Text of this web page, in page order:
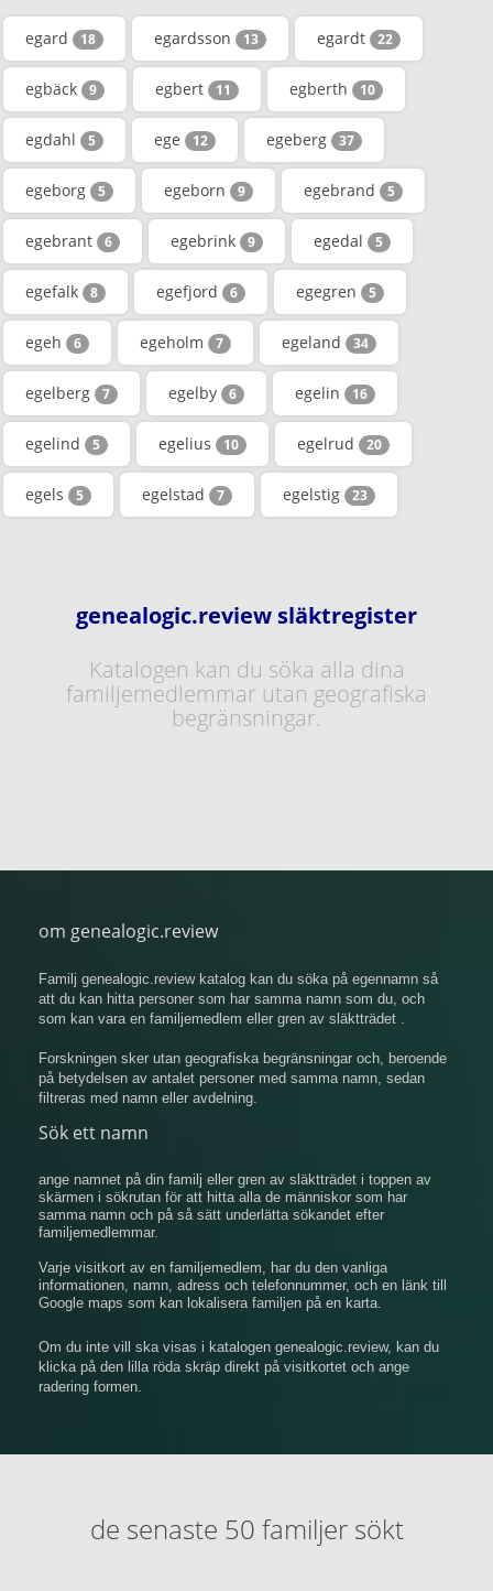
egard 18 egardsson 13 egardt 22
egbäck 9 egbert 11 egberth 10
egdahl 5 ege 12 egeberg 37
egeborg 5 egeborn 9 egebrand 5
egebrant 6 egebrink 9 egedal 5
egefalk 8 egefjord 6 egegren 5
egeh 6 egeholm 7 egeland 34
egelberg 7 egelby 6 egelin 16
egelind 5 egelius 10 egelrud 20
egels 5 egelstad 7 egelstig 23
genealogic.review släktregister
Katalogen kan du söka alla dina
familjemedlemmar utan geografiska
begränsningar.
om genealogic.review
Familj genealogic.review katalog kan du söka på egennamn så
att du kan hitta personer som har samma namn som du, och
som kan vara en familjemedlem eller gren av släktträdet .
Forskningen sker utan geografiska begränsningar och, beroende
på betydelsen av antalet personer med samma namn, sedan
filtreras med namn eller avdelning.
Sök ett namn
ange namnet på din familj eller gren av släktträdet i toppen av
skärmen i sökrutan för att hitta alla de människor som har
samma namn och på så sätt underlätta sökandet efter
familjemedlemmar.
Varje visitkort av en familjemedlem, har du den vanliga
informationen, namn, adress och telefonnummer, och en länk till
Google maps som kan lokalisera familjen på en karta.
Om du inte vill ska visas i katalogen genealogic.review, kan du
klicka på den lilla röda skräp direkt på visitkortet och ange
radering formen.
de senaste 50 familjer sökt